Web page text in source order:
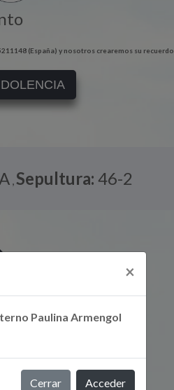
(España) y nosotros crearemos su recuerdo
,Sepultura: 46-2
×
Paulina Armengol
Cerrar Acceder